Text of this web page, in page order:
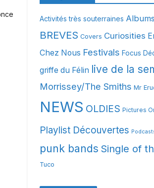
e
s
Activités très souterraines
BREVES Covers Curiosities
Chez Nous Festivals Focus
griffe du Félin live de la
Morrissey/The Smiths Mr
NEWS OLDIES Pictures
Playlist Découvertes
punk bands Single of
Tuco